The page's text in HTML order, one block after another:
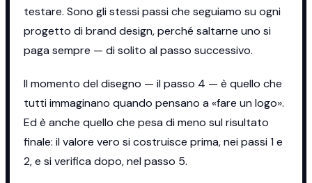
testare. Sono gli stessi passi che seguiamo su ogni
progetto di brand design, perché saltarne uno si
paga sempre — di solito al passo successivo.
Il momento del disegno — il passo 4 — è quello che
tutti immaginano quando pensano a «fare un logo».
Ed è anche quello che pesa di meno sul risultato
finale: il valore vero si costruisce prima, nei passi 1 e
2, e si verifica dopo, nel passo 5.